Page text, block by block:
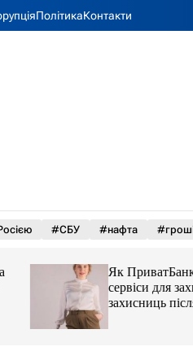
ПолітикаКонтакти
#СБУ #нафта
Як ПриватБанк
сервіси для
захисниць після